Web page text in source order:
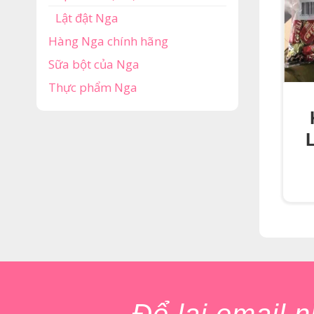
Lật đật Nga
Hàng Nga chính hãng
Sữa bột của Nga
Thực phẩm Nga